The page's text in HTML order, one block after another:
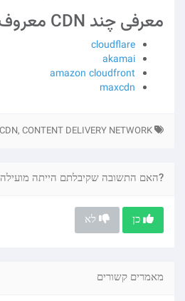
معرفی چند CDN معروف:
cloudflare
akamai
amazon cloudfront
maxcdn
?האם התשובה שקיבלתם הייתה מועילה
כן לא
מאמרים קשורים